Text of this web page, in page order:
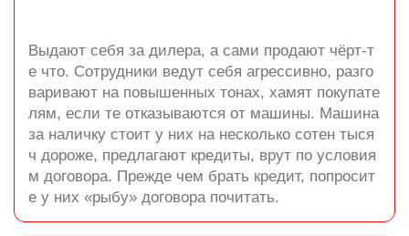
Выдают себя за дилера, а сами продают чёрт-т
е что. Сотрудники ведут себя агрессивно, разго
варивают на повышенных тонах, хамят покупате
лям, если те отказываются от машины. Машина
за наличку стоит у них на несколько сотен тыся
ч дороже, предлагают кредиты, врут по условия
м договора. Прежде чем брать кредит, попросит
е у них «рыбу» договора почитать.